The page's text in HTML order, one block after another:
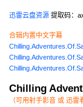
迅雷云盘资源 提取码：
合辑内置中文字幕
Chilling
（可用射手影音 或 迅